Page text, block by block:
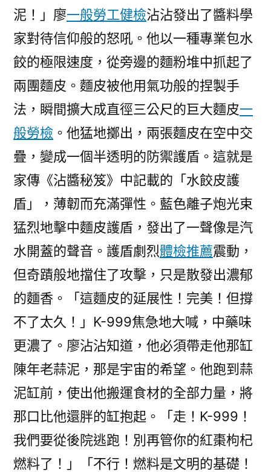
泥！」廖一般勞工健檢沾沾發出了醬料學
家對待信仰般的怒吼。他以一種專業包水
餃的極限速度，從旁邊的麵粉堆中抓起了
兩團麵皮。麵皮被他用氣功般的捏製手
法，瞬間擴大成直徑三公尺的巨大麵皮一
般勞檢 。他猛地擲出，兩張麵皮在空中交
疊，變成一個半透明的防禦護盾。這就是
家傳《沾醬秘笈》中記載的「水餃皮護
盾」，薄韌而充滿彈性。藍色離子炮光束
猛烈地擊中麵皮護盾，發出了一聲像是汽
水開蓋的聲音。護盾劇烈體檢推薦震動，
但奇蹟般地擋住了攻擊，只是散發出濃郁
的麵香。「這麵皮的延展性！完美！但撐
不了太久！」K-999焦急地大喊，中藥味
更濃了。廖沾沾知道，他必須帶走他那缸
陳年老蒜泥，那是宇宙的希望。他跑到蒜
泥缸前，使出他搬運食材的全部力量，將
那口比他還胖的缸抱起。「走！K-999！
我們要從後院逃跑！別再管你的紅棗枸杞
燃料了！」「不行！燃料是文明的基礎！